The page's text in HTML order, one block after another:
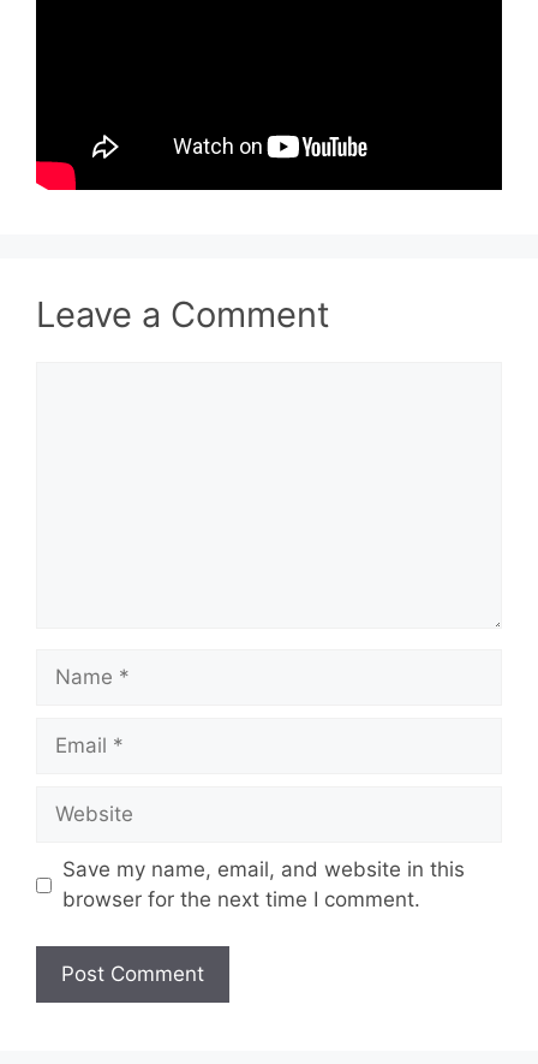
Leave a Comment
Name
Email
Website
Save my name, email, and website in this
browser for the next time I comment.